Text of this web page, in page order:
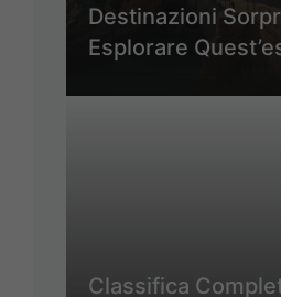
Destinazioni
Esplorare
Classifica